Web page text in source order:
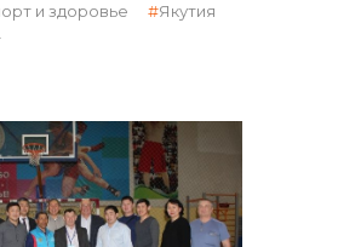
неликвидов
отдела закупок
и здоровье
Якутия